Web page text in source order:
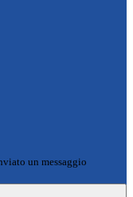
un messaggio